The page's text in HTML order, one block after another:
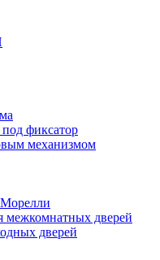
фиксатор
механизмом
межкомнатных дверей
дверей